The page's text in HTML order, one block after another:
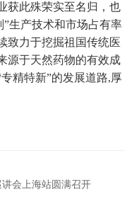
获此殊荣实至名归，也
生产技术和市场占有率
致力于挖掘祖国传统医
源于天然药物的有效成
精特新”的发展道路,厚
会上海站圆满召开